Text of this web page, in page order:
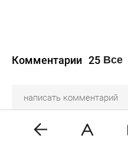
Комментарии 25 Все